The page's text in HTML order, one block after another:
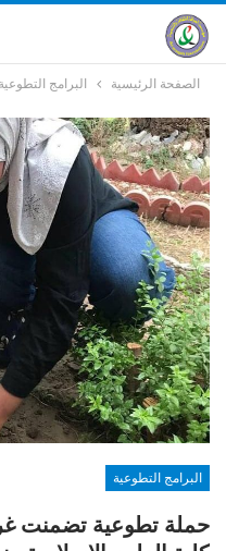
الصفحة الرئيسية البرامج التطوعية
البرامج التطوعية
حملة تطوعية تضمنت